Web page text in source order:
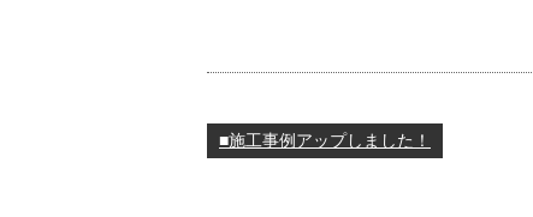
■施工事例アップしました！